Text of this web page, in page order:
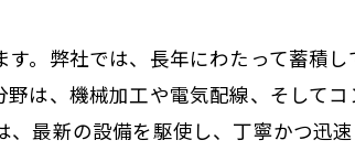
。弊社では、長年にわたって蓄積
は、機械加工や電気配線、そして
最新の設備を駆使し、丁寧かつ迅